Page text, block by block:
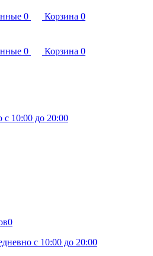
0 Корзина 0
0 Корзина 0
с 10:00 до 20:00
0
с 10:00 до 20:00